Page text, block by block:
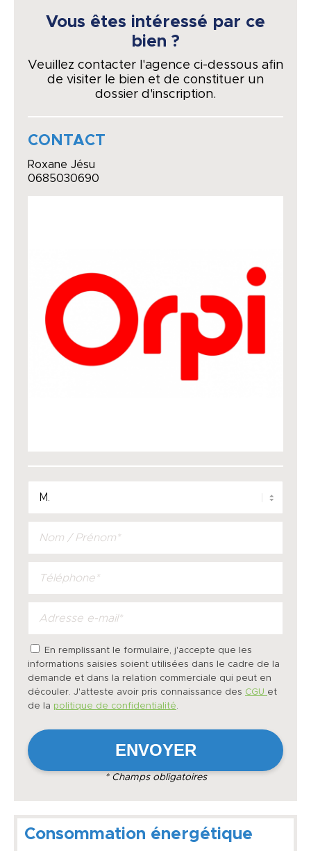
Vous êtes intéressé par ce
bien ?
Veuillez contacter l'agence ci-dessous afin
de visiter le bien et de constituer un
dossier d'inscription.
CONTACT
Roxane Jésu
0685030690
En remplissant le formulaire, j'accepte que les
informations saisies soient utilisées dans le cadre de la
demande et dans la relation commerciale qui peut en
découler. J'atteste avoir pris connaissance des CGU et
de la politique de confidentialité.
* Champs obligatoires
Consommation énergétique